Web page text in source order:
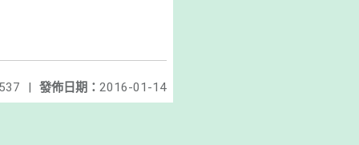
發佈日期： 2016-01-14
|